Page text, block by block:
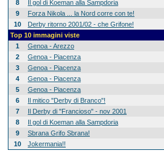
8
Il gol di Koeman alla Sampdoria
9
Forza Nikola ... la Nord corre con te!
10
Derby ritorno 2001/02 - che Grifone!
Top 10 immagini viste
1
Genoa - Arezzo
2
Genoa - Piacenza
3
Genoa - Piacenza
4
Genoa - Piacenza
5
Genoa - Piacenza
6
Il mitico "Derby di Branco"!
7
Il Derby di "Francioso" - nov 2001
8
Il gol di Koeman alla Sampdoria
9
Sbrana Grifo Sbrana!
10
Jokermania!!